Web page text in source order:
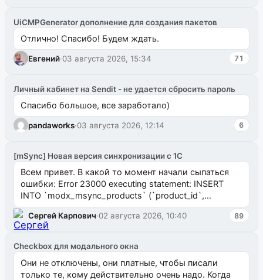
UiCMPGenerator дополнение для создания пакетов
Отлично! Спасибо! Будем ждать.
Евгений·03 августа 2026, 15:34 71
Личный кабинет на Sendit - не удается сбросить пароль
Спасибо большое, все заработало)
pandaworks·03 августа 2026, 12:14 6
[mSync] Новая версия синхронизации с 1С
Всем привет. В какой то момент начали сыпаться
ошибки: Error 23000 executing statement: INSERT
INTO `modx_msync_products` (`product_id`,
`uuid_1c`) VALUES ...
Сергей Карпович·02 августа 2026, 10:40 89
Checkbox для модального окна
Они не отключены, они платные, чтобы писали
только те, кому действительно очень надо. Когда